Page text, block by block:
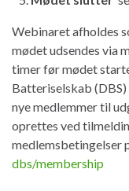
Webinaret afholdes
mødet udsendes via
timer før mødet
Batteriselskab
nye medlemmer til
oprettes ved
medlemsbetingelser
dbs/membership